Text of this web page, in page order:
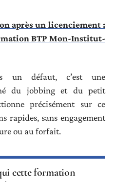
après un licenciement :
BTP Mon-Institut-
un défaut, c’est une
du jobbing et du petit
précisément sur ce
rapides, sans engagement
ou au forfait.
cette formation